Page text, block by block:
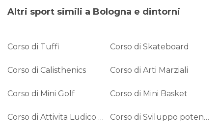
Altri sport simili a Bologna e dintorni
Corso di Tuffi Corso di Skateboard
Corso di Calisthenics Corso di Arti Marziali
Corso di Mini Golf Corso di Mini Basket
Corso di Attivita Ludico Motoria Corso di Sviluppo potenziale umano